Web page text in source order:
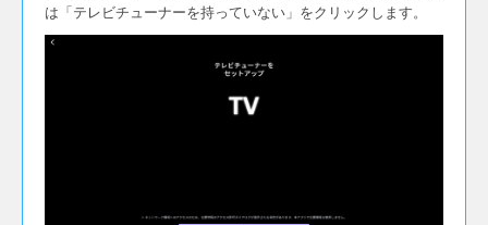
は「テレビチューナーを持っていない」をクリックします。